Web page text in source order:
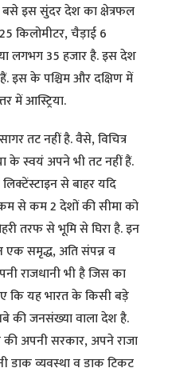
इस सुंदर देश का क्षेत्रफल
किलोमीटर, चैड़ाई 6
लगभग 35 हजार है. इस देश
इस के पश्चिम और दक्षिण में
में आस्ट्रिया.
तट नहीं है. वैसे, विचित्र
के स्वयं अपने भी तट नहीं हैं.
से बाहर यदि
से कम 2 देशों की सीमा को
तरफ से भूमि से घिरा है. इन
एक समृद्ध, अति संपन्न व
राजधानी भी है जिस का
कि यह भारत के किसी बड़े
की जनसंख्या वाला देश है.
अपनी सरकार, अपने राजा
डाक व्यवस्था व डाक टिकट